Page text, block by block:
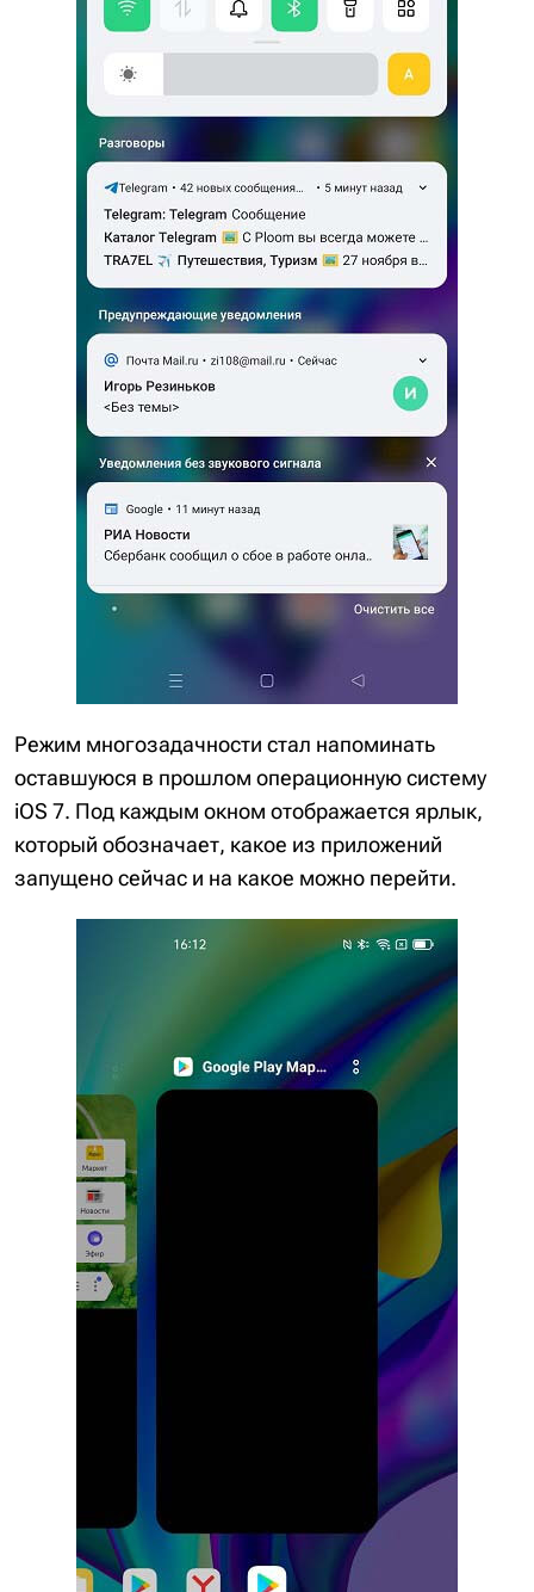
Режим многозадачности стал напоминать
оставшуюся в прошлом операционную систему
iOS 7. Под каждым окном отображается ярлык,
который обозначает, какое из приложений
запущено сейчас и на какое можно перейти.